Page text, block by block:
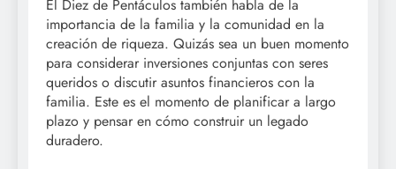
El Diez de Pentáculos también habla de la
importancia de la familia y la comunidad en la
creación de riqueza. Quizás sea un buen momento
para considerar inversiones conjuntas con seres
queridos o discutir asuntos financieros con la
familia. Este es el momento de planificar a largo
plazo y pensar en cómo construir un legado
duradero.